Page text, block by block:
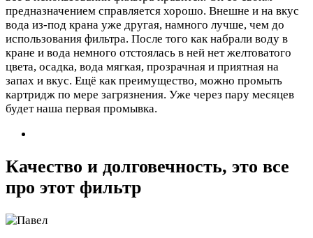
предназначением справляется хорошо. Внешне и на вкус
вода из-под крана уже другая, намного лучше, чем до
использования фильтра. После того как набрали воду в
кране и вода немного отстоялась в ней нет желтоватого
цвета, осадка, вода мягкая, прозрачная и приятная на
запах и вкус. Ещё как преимущество, можно промыть
картридж по мере загрязнения. Уже через пару месяцев
будет наша первая промывка.
Качество и долговечность, это все
про этот фильтр